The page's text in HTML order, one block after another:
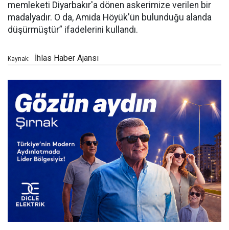
memleketi Diyarbakır'a dönen askerimize verilen bir
madalyadır. O da, Amida Höyük'ün bulunduğu alanda
düşürmüştür” ifadelerini kullandı.
Kaynak: İhlas Haber Ajansı